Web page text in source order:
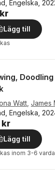
Engelska,
Lägg till
Watt James
Engelska,
kr
Lägg till
inom 3-6